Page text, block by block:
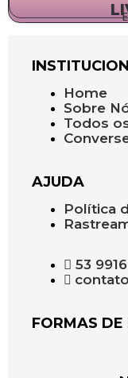
Home
Sobre
Todos
AJUDA
Política
53
FORMAS